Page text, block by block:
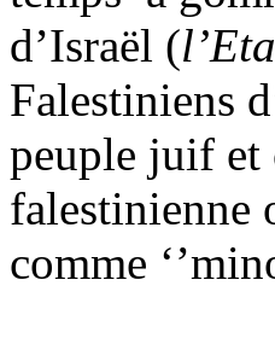
d’Israël (
Falestiniens
peuple juif et
falestinienne
comme